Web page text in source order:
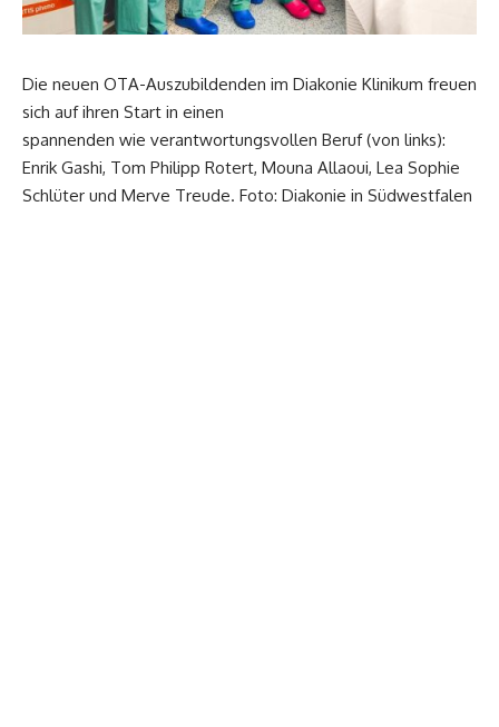
Die neuen OTA-Auszubildenden im Diakonie Klinikum freuen
sich auf ihren Start in einen
spannenden wie verantwortungsvollen Beruf (von links):
Enrik Gashi, Tom Philipp Rotert, Mouna Allaoui, Lea Sophie
Schlüter und Merve Treude. Foto: Diakonie in Südwestfalen